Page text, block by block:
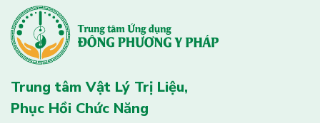
Trung tâm Vật Lý Trị Liệu,
Phục Hồi Chức Năng